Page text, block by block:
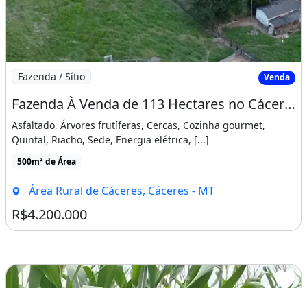
Imagem: Fazenda À Venda de 113 Hectares no Cáceres-Mt
Fazenda / Sítio Venda
Fazenda À Venda de 113 Hectares no Cáceres-Mt
Asfaltado, Árvores frutíferas, Cercas, Cozinha gourmet,
Quintal, Riacho, Sede, Energia elétrica, [...]
500m² de Área
Área Rural de Cáceres, Cáceres - MT
R$4.200.000